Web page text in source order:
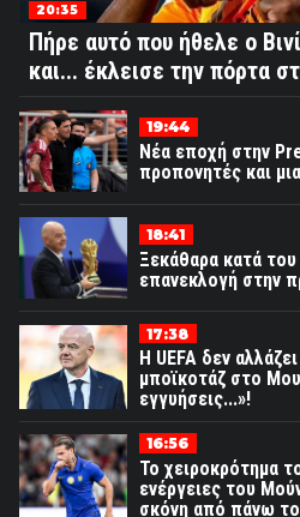
20:35
Πήρε αυτό που ήθελε ο
και... έκλεισε την πόρτα
19:44
Νέα εποχή στην
προπονητές και
18:41
Ξεκάθαρα κατά του
επανεκλογή στην
17:38
Η UEFA δεν
μποϊκοτάζ στο
εγγυήσεις...»!
16:56
Το χειροκρότημα
ενέργειες του
σκόνη από πάνω